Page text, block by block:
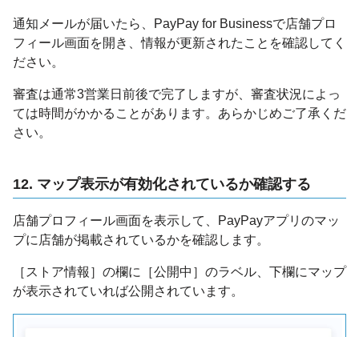
通知メールが届いたら、PayPay for Businessで店舗プロ
フィール画面を開き、情報が更新されたことを確認してく
ださい。
審査は通常3営業日前後で完了しますが、審査状況によっ
ては時間がかかることがあります。あらかじめご了承くだ
さい。
12. マップ表示が有効化されているか確認する
店舗プロフィール画面を表示して、PayPayアプリのマッ
プに店舗が掲載されているかを確認します。
［ストア情報］の欄に［公開中］のラベル、下欄にマップ
が表示されていれば公開されています。